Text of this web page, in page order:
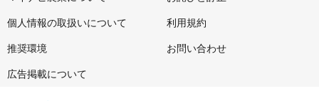
個人情報の取扱いについて 利用規約
推奨環境 お問い合わせ
広告掲載について